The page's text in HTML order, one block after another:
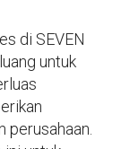
di SEVEN
untuk